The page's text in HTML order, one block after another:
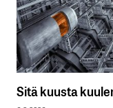
Sitä kuusta